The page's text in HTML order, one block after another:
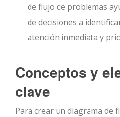
de flujo de problemas
de decisiones a
atención inmediata y
Conceptos y
clave
Para crear un diagrama de